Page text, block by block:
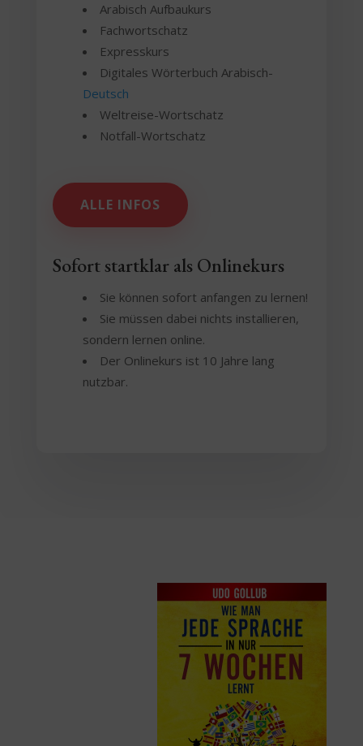
Arabisch Aufbaukurs
Fachwortschatz
Expresskurs
Digitales Wörterbuch Arabisch-
Deutsch
Weltreise-Wortschatz
Notfall-Wortschatz
ALLE INFOS
Sofort startklar als Onlinekurs
Sie können sofort anfangen zu lernen!
Sie müssen dabei nichts installieren,
sondern lernen online.
Der Onlinekurs ist 10 Jahre lang
nutzbar.